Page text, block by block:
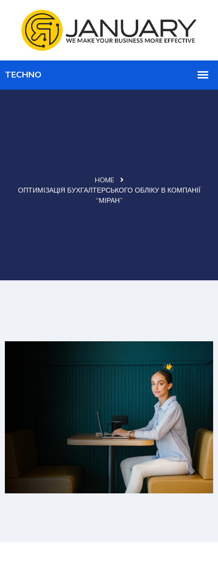
HOME
ОПТИМІЗАЦІЯ БУХГАЛТЕРСЬКОГО ОБЛІКУ В КОМПАНІЇ
“МІРАН”